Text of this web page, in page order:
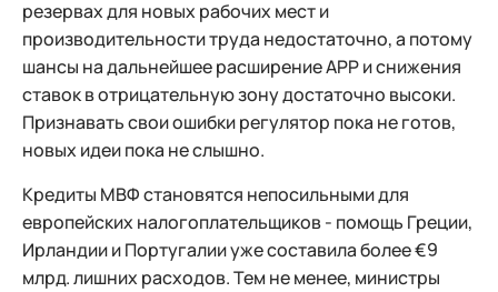
резервах для новых рабочих мест и
производительности труда недостаточно, а потому
шансы на дальнейшее расширение APP и снижения
ставок в отрицательную зону достаточно высоки.
Признавать свои ошибки регулятор пока не готов,
новых идеи пока не слышно.
Кредиты МВФ становятся непосильными для
европейских налогоплательщиков - помощь Греции,
Ирландии и Португалии уже составила более €9
млрд. лишних расходов. Тем не менее, министры